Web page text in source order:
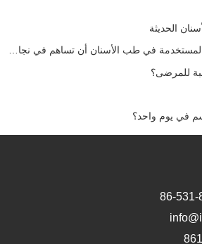
الحديثة
كيف يمكن لمواد الزركونيا المستخدمة في طب الأسنان أن تساهم في نجاحك؟
للمرضى؟
في يوم واحد؟